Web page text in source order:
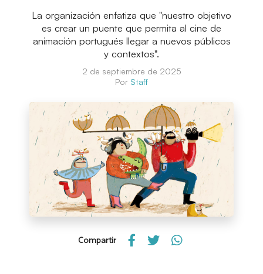
La organización enfatiza que "nuestro objetivo
es crear un puente que permita al cine de
animación portugués llegar a nuevos públicos
y contextos".
2 de septiembre de 2025
Por Staff
Compartir